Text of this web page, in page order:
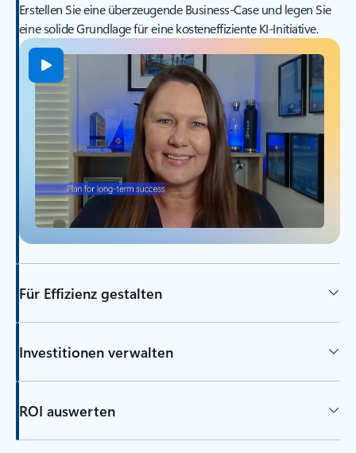
Erstellen Sie eine überzeugende Business-Case und legen Sie
eine solide Grundlage für eine kosteneffiziente KI-Initiative.
Für Effizienz gestalten
Investitionen verwalten
ROI auswerten